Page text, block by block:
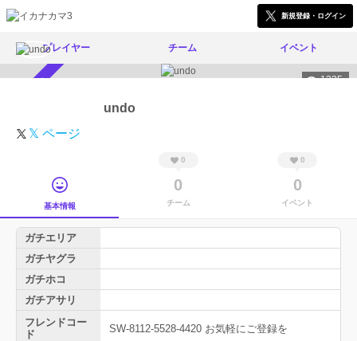
新規登録・ログイン
プレイヤー チーム イベント
1335
undo
𝕏 ページ
基本情報
0
0
チーム
0
0
イベント
ガチエリア
ガチヤグラ
ガチホコ
ガチアサリ
フレンドコー
ド
SW-8112-5528-4420 お気軽にご登録を